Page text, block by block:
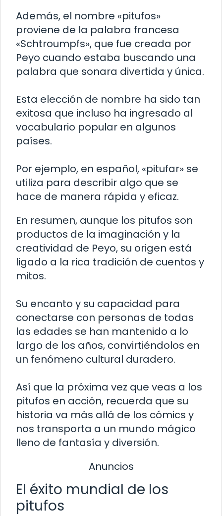
Además, el nombre «pitufos»
proviene de la palabra francesa
«Schtroumpfs», que fue creada por
Peyo cuando estaba buscando una
palabra que sonara divertida y única.
Esta elección de nombre ha sido tan
exitosa que incluso ha ingresado al
vocabulario popular en algunos
países.
Por ejemplo, en español, «pitufar» se
utiliza para describir algo que se
hace de manera rápida y eficaz.
En resumen, aunque los pitufos son
productos de la imaginación y la
creatividad de Peyo, su origen está
ligado a la rica tradición de cuentos y
mitos.
Su encanto y su capacidad para
conectarse con personas de todas
las edades se han mantenido a lo
largo de los años, convirtiéndolos en
un fenómeno cultural duradero.
Así que la próxima vez que veas a los
pitufos en acción, recuerda que su
historia va más allá de los cómics y
nos transporta a un mundo mágico
lleno de fantasía y diversión.
Anuncios
El éxito mundial de los
pitufos